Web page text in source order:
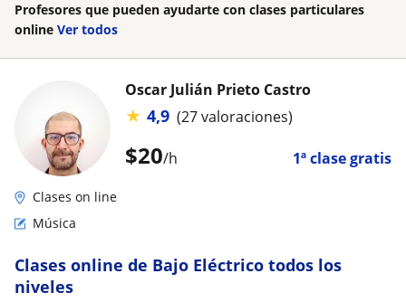
Profesores que pueden ayudarte con clases particulares
online Ver todos
$20/h 1ª clase gratis
Oscar Julián Prieto Castro
★ 4,9 (27 valoraciones)
Clases on line
Música
Clases online de Bajo Eléctrico todos los
niveles